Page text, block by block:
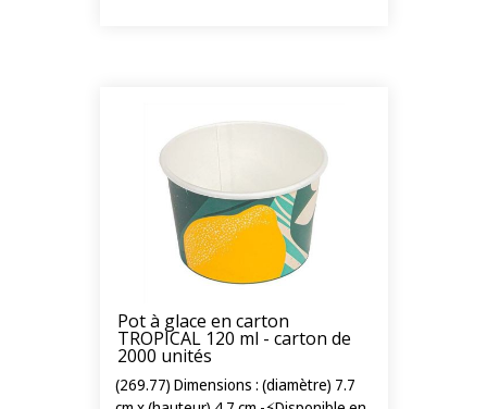
Pot à glace en carton
TROPICAL 120 ml - carton de
2000 unités
(269.77) Dimensions : (diamètre) 7.7